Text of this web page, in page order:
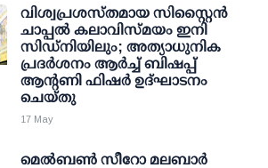
വിശ്വപ്രശസ്തമായ സിസ്റ്റൈൻ
ചാപ്പൽ കലാവിസ്മയം ഇനി
സിഡ്നിയിലും; അത്യാധുനിക
പ്രദർശനം ആർച്ച് ബിഷപ്പ്
ആന്റണി ഫിഷർ ഉദ്ഘാടനം
ചെയ്തു
17 May
മെൽബൺ സീറോ മലബാർ